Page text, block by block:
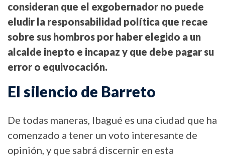
consideran que el exgobernador no puede
eludir la responsabilidad política que recae
sobre sus hombros por haber elegido a un
alcalde inepto e incapaz y que debe pagar su
error o equivocación.
El silencio de Barreto
De todas maneras, Ibagué es una ciudad que ha
comenzado a tener un voto interesante de
opinión, y que sabrá discernir en esta